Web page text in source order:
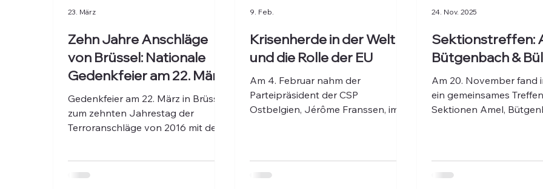
Zehn Jahre Anschläge
von Brüssel: Nationale
Gedenkfeier am 22. März
Gedenkfeier am 22. März in Brüssel
zum zehnten Jahrestag der
Terroranschläge von 2016 mit dem
Opfer; Kranzniederlegung zum
23. März
Krisenherde in der Welt
und die Rolle der EU
Am 4. Februar nahm der
Parteipräsident der CSP
Ostbelgien, Jérôme Franssen, im
Veranstaltung war der ostbelgische
9. Feb.
Sektionstreffen:
Bütgenbach &
Am 20. November fand
ein gemeinsames
Sektionen Amel,
24. Nov. 2025